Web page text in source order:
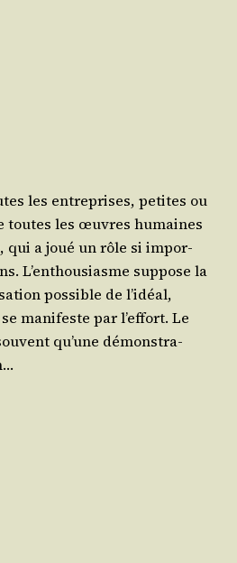
les entre­prises, petites ou
toutes les œuvres humaines
qui a joué un rôle si impor­
L’en­thou­siasme sup­pose la
pos­sible de l’i­déal,
mani­feste par l’ef­fort. Le
qu’une démons­tra­